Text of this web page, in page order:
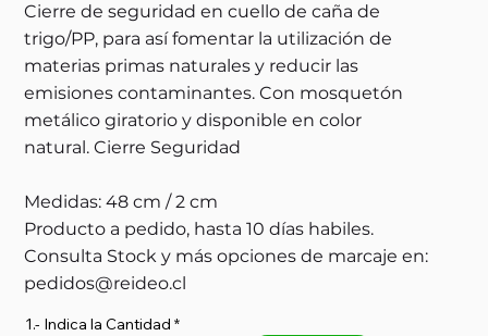
Cierre de seguridad en cuello de caña de
trigo/PP, para así fomentar la utilización de
materias primas naturales y reducir las
emisiones contaminantes. Con mosquetón
metálico giratorio y disponible en color
natural. Cierre Seguridad
Medidas: 48 cm / 2 cm
Producto a pedido, hasta 10 días habiles.
Consulta Stock y más opciones de marcaje en:
pedidos@reideo.cl
1.- Indica la Cantidad